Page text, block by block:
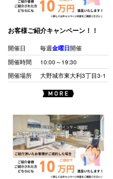
お客様ご紹介キャンペーン！！
開催日 毎週金曜日開催
開催時間
10:00～19:30
開催場所
大野城市東大利3丁目3-1